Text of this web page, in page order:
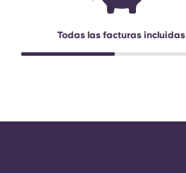
Todas las facturas incluidas